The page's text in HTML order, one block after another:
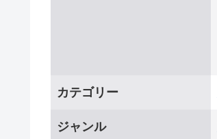
カテゴリー
ジャンル